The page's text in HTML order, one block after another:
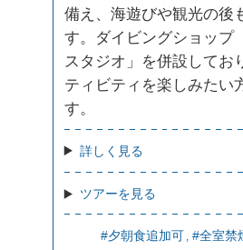
備え、海遊びや観光の後
す。ダイビングショップ
スタジオ」を併設してお
ティビティを楽しみたい
す。
詳しく見る
ツアーを見る
#夕朝食追加可 #全室禁